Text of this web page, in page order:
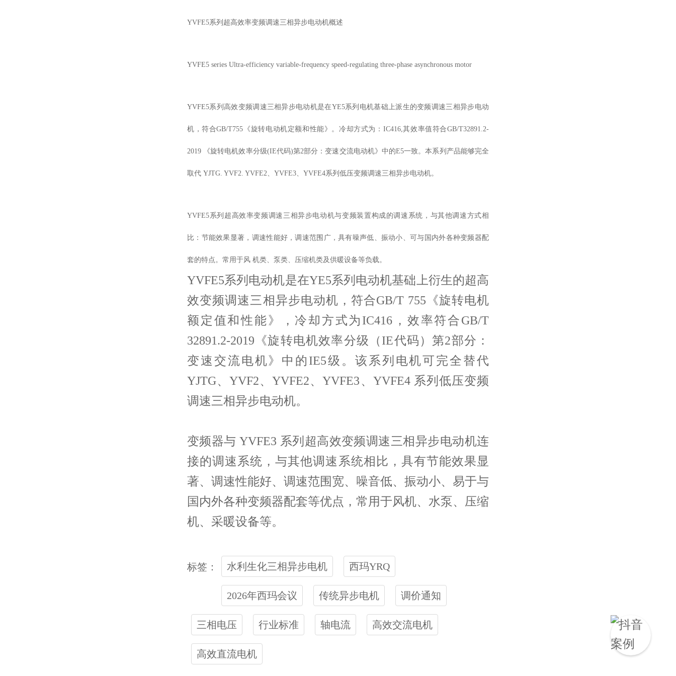
YVFE5系列超高效率变频调速三相异步电动机概述
YVFE5 series Ultra-efficiency variable-frequency speed-regulating three-phase asynchronous motor
YVFE5系列高效变频调速三相异步电动机是在YE5系列电机基础上派生的变频调速三相异步电动
机，符合GB/T755《旋转电动机定额和性能》。冷却方式为：IC416,其效率值符合GB/T32891.2-
2019 《旋转电机效率分级(IE代码)第2部分：变速交流电动机》中的E5一致。本系列产品能够完全
取代 YJTG. YVF2. YVFE2、YVFE3、YVFE4系列低压变频调速三相异步电动机。
YVFE5系列超高效率变频调速三相异步电动机与变频装置构成的调速系统，与其他调速方式相
比：节能效果显著，调速性能好，调速范围广，具有噪声低、振动小、可与国内外各种变频器配
套的特点。常用于风 机类、泵类、压缩机类及供暖设备等负载。
YVFE5系列电动机是在YE5系列电动机基础上衍生的超高
效变频调速三相异步电动机，符合GB/T 755《旋转电机
额定值和性能》，冷却方式为IC416，效率符合GB/T
32891.2-2019《旋转电机效率分级（IE代码）第2部分：
变速交流电机》中的IE5级。该系列电机可完全替代
YJTG、YVF2、YVFE2、YVFE3、YVFE4 系列低压变频
调速三相异步电动机。
变频器与 YVFE3 系列超高效变频调速三相异步电动机连
接的调速系统，与其他调速系统相比，具有节能效果显
著、调速性能好、调速范围宽、噪音低、振动小、易于与
国内外各种变频器配套等优点，常用于风机、水泵、压缩
机、采暖设备等。
标签： 水利生化三相异步电机 西玛YRQ
2026年西玛会议 传统异步电机 调价通知
三相电压 行业标准 轴电流 高效交流电机
高效直流电机